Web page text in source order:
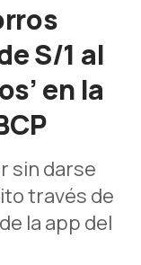
S/1 al
en la
sin darse
través de
la app del